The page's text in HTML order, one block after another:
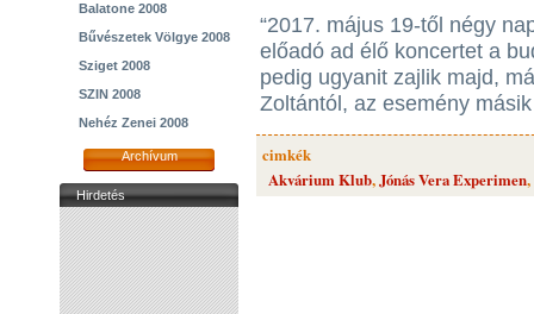
Balatone 2008
Bűvészetek Völgye 2008
Sziget 2008
SZIN 2008
Nehéz Zenei 2008
Archívum
Hirdetés
“2017. május 19-től négy
előadó ad élő koncertet a
pedig ugyanit zajlik majd,
Zoltántól, az esemény
cimkék
Akvárium Klub,Jónás Vera Experimen,